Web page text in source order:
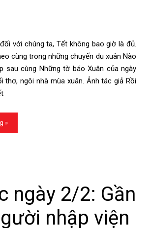
với chúng ta, Tết không bao giờ là đủ.
cùng trong những chuyến du xuân Nào
sau cùng Những tờ báo Xuân của ngày
thơ, ngôi nhà mùa xuân. Ảnh tác giả Rồi
»
ngày 2/2: Gần
nhập viện